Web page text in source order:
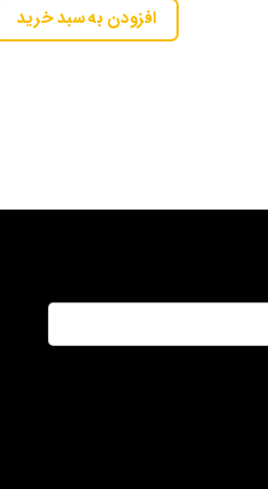
افزودن به سبد خرید